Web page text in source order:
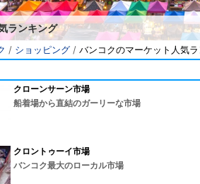
ランキング
/ ショッピング / バンコクのマーケット人気
クローンサーン市場
船着場から直結のガーリーな市場
クロントゥーイ市場
バンコク最大のローカル市場